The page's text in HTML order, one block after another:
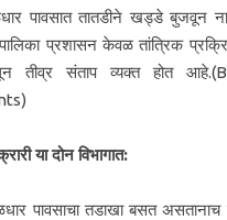
पावसात तातडीने खड्डे बुजवून
पालिका प्रशासन केवळ तांत्रिक
तीव्र संताप व्यक्त होत
या दोन विभागात:
पावसाचा तडाखा बसत असतानाच